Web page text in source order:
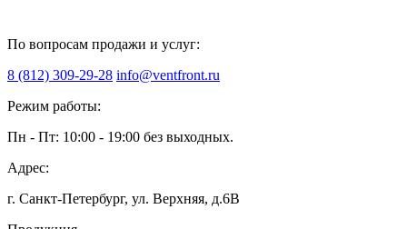
По вопросам продажи и услуг:
8 (812) 309-29-28 info@ventfront.ru
Режим работы:
Пн - Пт: 10:00 - 19:00 без выходных.
Адрес:
г. Санкт-Петербург, ул. Верхняя, д.6B